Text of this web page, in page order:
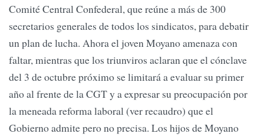
Comité Central Confederal, que reúne a más de 300
secretarios generales de todos los sindicatos, para debatir
un plan de lucha. Ahora el joven Moyano amenaza con
faltar, mientras que los triunviros aclaran que el cónclave
del 3 de octubre próximo se limitará a evaluar su primer
año al frente de la CGT y a expresar su preocupación por
la meneada reforma laboral (ver recaudro) que el
Gobierno admite pero no precisa. Los hijos de Moyano